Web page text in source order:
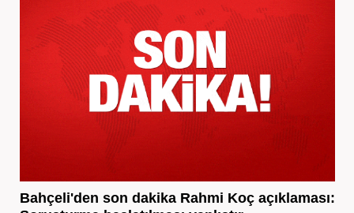
Bahçeli'den son dakika Rahmi Koç açıklaması: